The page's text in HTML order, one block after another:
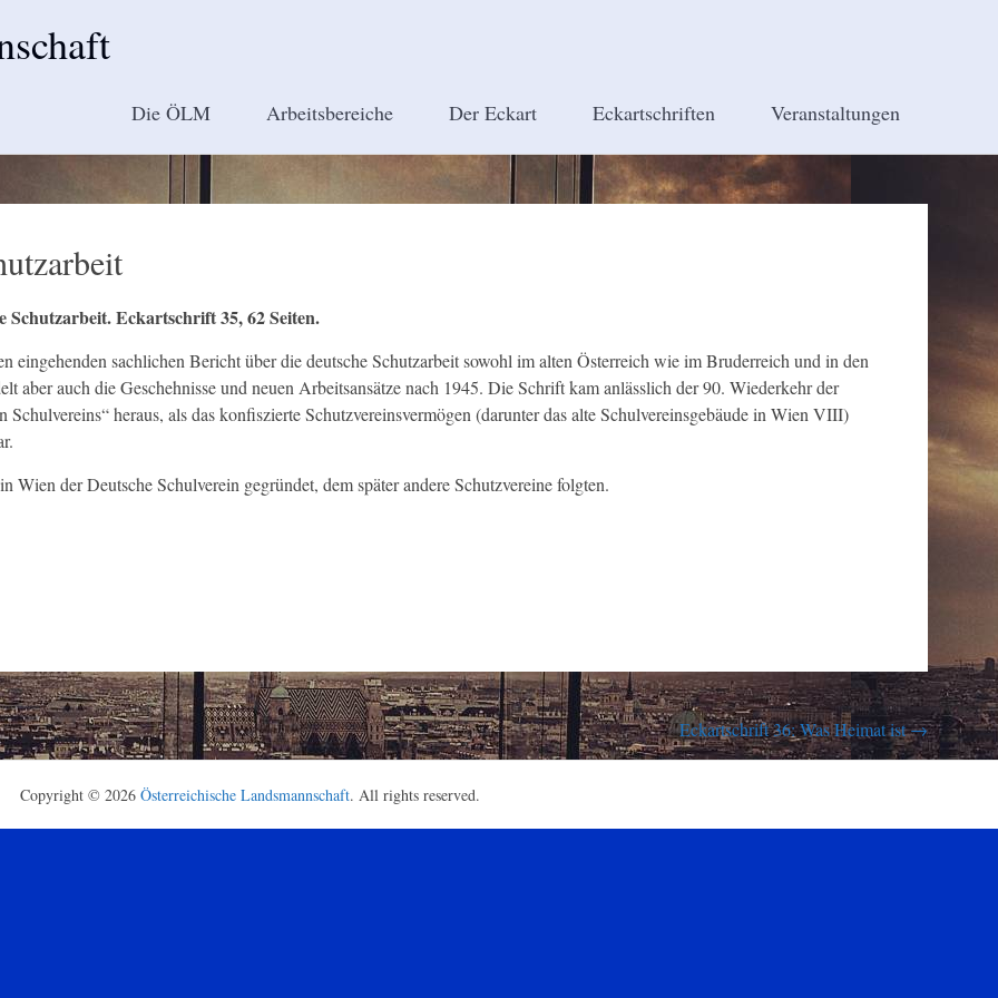
Die ÖLM Arbeitsbereiche Der Eckart Eckartschriften Veranstaltungen
Schutzarbeit. Eckartschrift 35, 62 Seiten.
eingehenden sachlichen Bericht über die deutsche Schutzarbeit sowohl im alten Österreich wie im Bruderreich und in den
aber auch die Geschehnisse und neuen Arbeitsansätze nach 1945. Die Schrift kam anlässlich der 90. Wiederkehr der
Schulvereins“ heraus, als das konfiszierte Schutzvereinsvermögen (darunter das alte Schulvereinsgebäude in Wien VIII)
Wien der Deutsche Schulverein gegründet, dem später andere Schutzvereine folgten.
Eckartschrift 36: Was Heimat ist→
Copyright © 2026 Österreichische Landsmannschaft. All rights reserved.